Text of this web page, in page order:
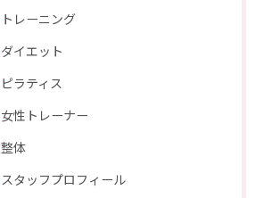
トレーニング
ダイエット
ピラティス
女性トレーナー
整体
スタッフプロフィール